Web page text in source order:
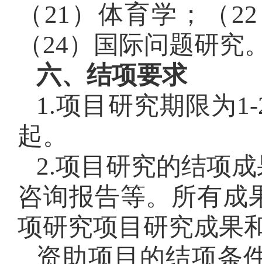
（21）体育学；（
（24）国际问题研究
六、结项要求
1.项目研究期限为
起。
2.项目研究的结项
咨询报告等。所有成
项研究项目研究成果
资助项目的结项条